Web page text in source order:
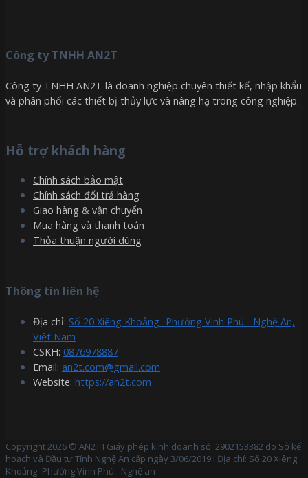
Công ty TNHH AN2T
Công ty TNHH AN2T là doanh nghiệp chuyên thiết kế, nhập khẩu
và phân phối các thiết bị thủy lực và nâng hạ trong công nghiệp.
Hỗ trợ khách hàng
Chính sách bảo mật
Chính sách đổi trả hàng
Giao hàng & vận chuyển
Mua hàng và thanh toán
Thỏa thuận người dùng
Thông tin liên hệ
Địa chỉ: Số 20 Xiêng Khoảng- Phường Vinh Phú - Nghệ An,
Việt Nam
CSKH: 0876978887
Email: an2t.com@gmail.com
Website: https://an2t.com
Copyright 2026 © AN2T I Giấy phép kinh doanh số: 2902153382 do Sở kế
hoạch và Đầu tư Tỉnh Nghệ An cấp ngày 3/06/2019 I Địa chỉ: Số 20 Xiêng
Khoảng- Phường Vinh Phú - Nghệ an